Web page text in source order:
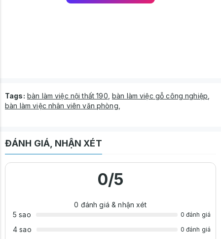
Tags: bàn làm việc nội thất 190 bàn làm việc gỗ công nghiệp
bàn làm việc nhân viên văn phòng
ĐÁNH GIÁ, NHẬN XÉT
0/5
0 đánh giá & nhận xét
5 sao
0 đánh giá
4 sao 0 đánh giá